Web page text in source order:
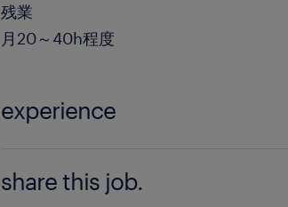
残業
月20～40h程度
experience
力しながらモクモクと作業したい方に
share this job.